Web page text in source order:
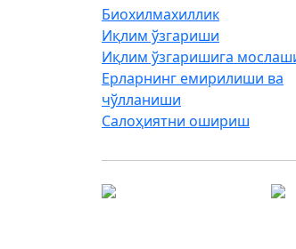
Биохилмахиллик
Иқлим ўзгариши
Иқлим ўзгаришига
Ерларнинг емирилиши ва
чўлланиши
Салоҳиятни ошириш